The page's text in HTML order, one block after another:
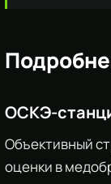
ОСКЭ-
Объективный
оценки в